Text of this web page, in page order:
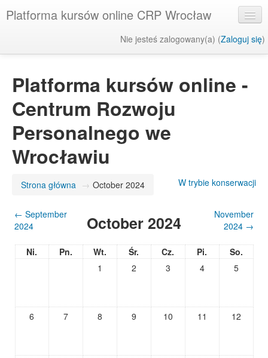
Platforma kursów online CRP Wrocław
Nie jesteś zalogowany(a) (Zaloguj się)
Platforma kursów online -
Centrum Rozwoju
Personalnego we
Wrocławiu
Strona główna → October 2024 W trybie konserwacji
← September
2024
October 2024
November
2024 →
Ni. Pn. Wt. Śr. Cz. Pi.
So.
1
2 3 4 5
6 7 8 9 10 11 12